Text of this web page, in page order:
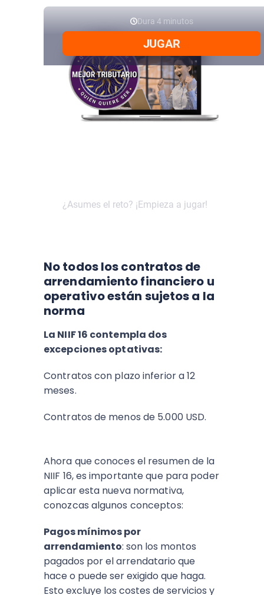
No todos los contratos de
arrendamiento financiero u
operativo están sujetos a la
norma
La NIIF 16 contempla dos
excepciones optativas:
Contratos con plazo inferior a 12
meses.
Contratos de menos de 5.000 USD.
Ahora que conoces el resumen de la
NIIF 16, es importante que para poder
aplicar esta nueva normativa,
conozcas algunos conceptos:
Pagos mínimos por
arrendamiento: son los montos
pagados por el arrendatario que
hace o puede ser exigido que haga.
Esto excluye los costes de servicios y